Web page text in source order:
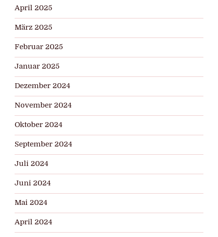
April 2025
März 2025
Februar 2025
Januar 2025
Dezember 2024
November 2024
Oktober 2024
September 2024
Juli 2024
Juni 2024
Mai 2024
April 2024